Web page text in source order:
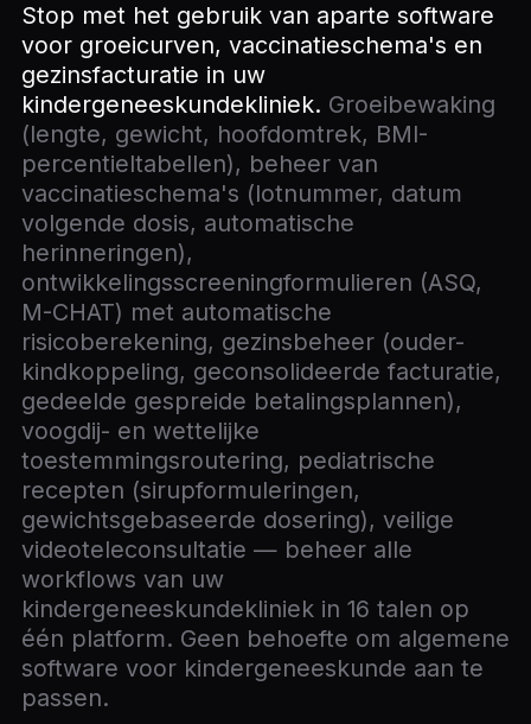
Stop met het gebruik van aparte software
voor groeicurven, vaccinatieschema's en
gezinsfacturatie in uw
kindergeneeskundekliniek. Groeibewaking
(lengte, gewicht, hoofdomtrek, BMI-
percentieltabellen), beheer van
vaccinatieschema's (lotnummer, datum
volgende dosis, automatische
herinneringen),
ontwikkelingsscreeningformulieren (ASQ,
M-CHAT) met automatische
risicoberekening, gezinsbeheer (ouder-
kindkoppeling, geconsolideerde facturatie,
gedeelde gespreide betalingsplannen),
voogdij- en wettelijke
toestemmingsroutering, pediatrische
recepten (sirupformuleringen,
gewichtsgebaseerde dosering), veilige
videoteleconsultatie — beheer alle
workflows van uw
kindergeneeskundekliniek in 16 talen op
één platform. Geen behoefte om algemene
software voor kindergeneeskunde aan te
passen.